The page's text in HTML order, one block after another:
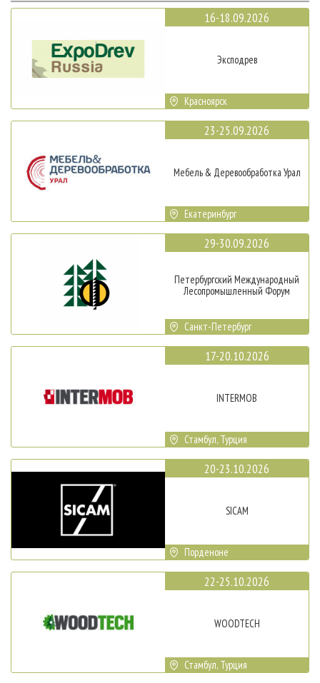
16-18.09.2026
Эксподрев
Красноярск
23-25.09.2026
Мебель & Деревообработка Урал
Екатеринбург
29-30.09.2026
Петербургский Международный
Лесопромышленный Форум
Санкт-Петербург
17-20.10.2026
INTERMOB
Стамбул, Турция
20-23.10.2026
SICAM
Порденоне
22-25.10.2026
WOODTECH
Стамбул, Турция